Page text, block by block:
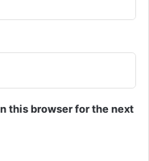
this browser for the next